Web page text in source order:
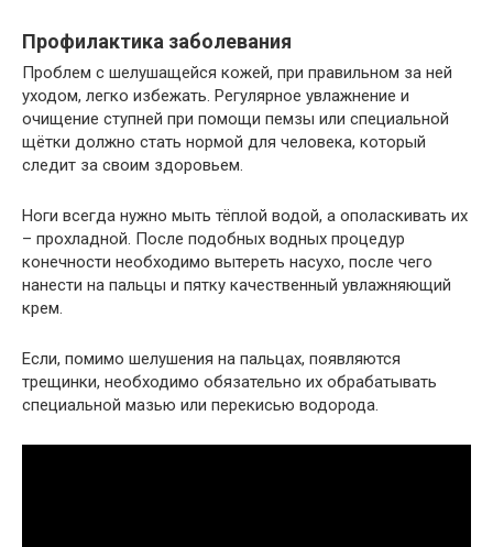
Профилактика заболевания
Проблем с шелушащейся кожей, при правильном за ней
уходом, легко избежать. Регулярное увлажнение и
очищение ступней при помощи пемзы или специальной
щётки должно стать нормой для человека, который
следит за своим здоровьем.
Ноги всегда нужно мыть тёплой водой, а ополаскивать их
– прохладной. После подобных водных процедур
конечности необходимо вытереть насухо, после чего
нанести на пальцы и пятку качественный увлажняющий
крем.
Если, помимо шелушения на пальцах, появляются
трещинки, необходимо обязательно их обрабатывать
специальной мазью или перекисью водорода.